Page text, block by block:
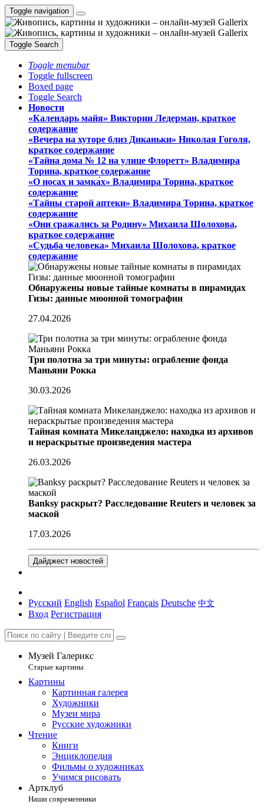
Toggle navigation
Toggle Search
Toggle menubar
Toggle fullscreen
Boxed page
Toggle Search
Новости
«Календарь майя» Виктории Ледерман, краткое
содержание
«Вечера на хуторе близ Диканьки» Николая Гоголя,
краткое содержание
«Тайна дома № 12 на улице Флоретт» Владимира
Торина, краткое содержание
«О носах и замка́х» Владимира Торина, краткое
содержание
«Тайны старой аптеки» Владимира Торина, краткое
содержание
«Они сражались за Родину» Михаила Шолохова,
краткое содержание
«Судьба человека» Михаила Шолохова, краткое
содержание
Обнаружены новые тайные комнаты в пирамидах
Гизы: данные мюонной томографии
27.04.2026
Три полотна за три минуты: ограбление фонда
Маньяни Рокка
30.03.2026
Тайная комната Микеланджело: находка из архивов
и нераскрытые произведения мастера
26.03.2026
Banksy раскрыт? Расследование Reuters и человек за
маской
17.03.2026
Дайджест новостей
Русский English Español Français Deutsche 中文
Вход Регистрация
Музей Галерикс
Старые картины
Картины
Картинная галерея
Художники
Музеи мира
Русские художники
Чтение
Книги
Энциклопедия
Фильмы о художниках
Учимся рисовать
Артклуб
Наши современники